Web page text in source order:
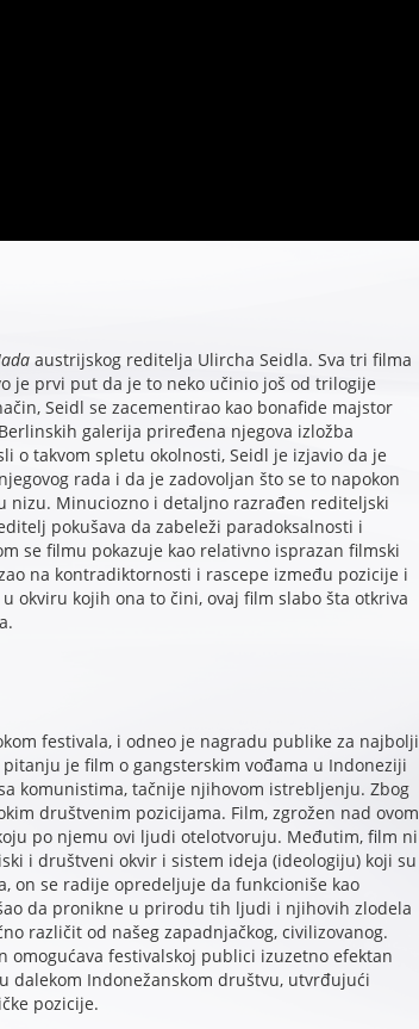
austrijskog reditelja Ulircha Seidla. Sva tri filma
je prvi put da je to neko učinio još od trilogije
Seidl se zacementirao kao bonafide majstor
galerija priređena njegova izložba
o takvom spletu okolnosti, Seidl je izjavio da je
rada i da je zadovoljan što se to napokon
nizu. Minuciozno i detaljno razrađen rediteljski
pokušava da zabeleži paradoksalnosti i
se filmu pokazuje kao relativno isprazan filmski
na kontradiktornosti i rascepe između pozicije i
okviru kojih ona to čini, ovaj film slabo šta otkriva
festivala, i odneo je nagradu publike za najbolji
je film o gangsterskim vođama u Indoneziji
komunistima, tačnije njihovom istrebljenju. Zbog
društvenim pozicijama. Film, zgrožen nad ovom
po njemu ovi ljudi otelotvoruju. Međutim, film ni
i društveni okvir i sistem ideja (ideologiju) koji su
on se radije opredeljuje da funkcioniše kao
da pronikne u prirodu tih ljudi i njihovih zlodela
različit od našeg zapadnjačkog, civilizovanog.
festivalskoj publici izuzetno efektan
dalekom Indonežanskom društvu, utvrđujući
pozicije.